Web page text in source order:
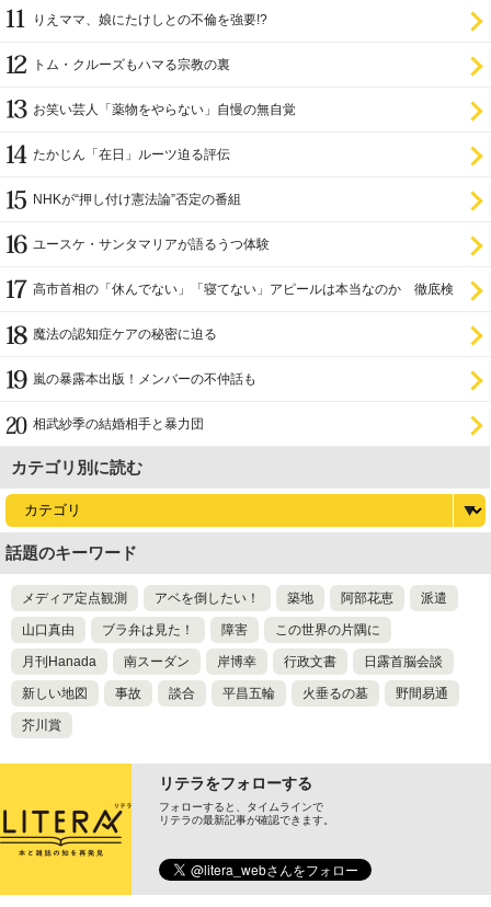
りえママ、娘にたけしとの不倫を強要!?
トム・クルーズもハマる宗教の裏
お笑い芸人「薬物をやらない」自慢の無自覚
たかじん「在日」ルーツ迫る評伝
NHKが“押し付け憲法論”否定の番組
ユースケ・サンタマリアが語るうつ体験
高市首相の「休んでない」「寝てない」アピールは本当なのか 徹底検
魔法の認知症ケアの秘密に迫る
嵐の暴露本出版！メンバーの不仲話も
相武紗季の結婚相手と暴力団
カテゴリ別に読む
話題のキーワード
メディア定点観測 アベを倒したい！ 築地 阿部花恵 派遣
山口真由 ブラ弁は見た！ 障害 この世界の片隅に
月刊Hanada 南スーダン 岸博幸 行政文書 日露首脳会談
新しい地図 事故 談合 平昌五輪 火垂るの墓 野間易通
芥川賞
リテラをフォローする
フォローすると、タイムラインで
リテラの最新記事が確認できます。